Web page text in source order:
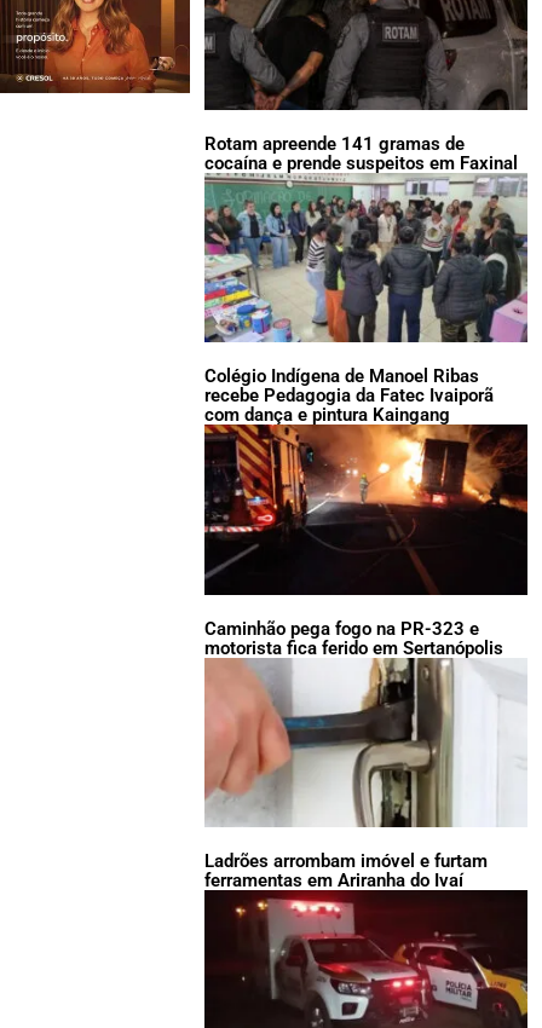
Rotam apreende 141 gramas de
cocaína e prende suspeitos em Faxinal
Colégio Indígena de Manoel Ribas
recebe Pedagogia da Fatec Ivaiporã
com dança e pintura Kaingang
Caminhão pega fogo na PR-323 e
motorista fica ferido em Sertanópolis
Ladrões arrombam imóvel e furtam
ferramentas em Ariranha do Ivaí